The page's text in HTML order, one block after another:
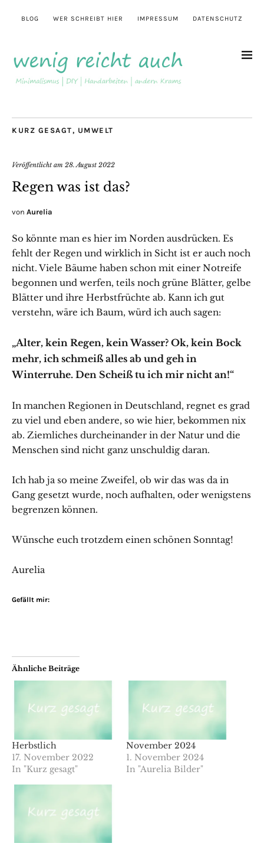
BLOG WER SCHREIBT HIER IMPRESSUM DATENSCHUTZ
KURZ GESAGT, UMWELT
Veröffentlicht am 28. August 2022
Regen was ist das?
von Aurelia
So könnte man es hier im Norden ausdrücken. Es
fehlt der Regen und wirklich in Sicht ist er auch noch
nicht. Viele Bäume haben schon mit einer Notreife
begonnen und werfen, teils noch grüne Blätter, gelbe
Blätter und ihre Herbstfrüchte ab. Kann ich gut
verstehn, wäre ich Baum, würd ich auch sagen:
„Alter, kein Regen, kein Wasser? Ok, kein Bock
mehr, ich schmeiß alles ab und geh in
Winterruhe. Den Scheiß tu ich mir nicht an!“
In manchen Regionen in Deutschland, regnet es grad
zu viel und eben andere, so wie hier, bekommen nix
ab. Ziemliches durcheinander in der Natur und die
Menschen sind nicht ganz unschuldig daran.
Ich hab ja so meine Zweifel, ob wir das was da in
Gang gesetzt wurde, noch aufhalten, oder wenigstens
begrenzen können.
Wünsche euch trotzdem einen schönen Sonntag!
Aurelia
Gefällt mir:
Ähnliche Beiträge
Herbstlich
17. November 2022
In "Kurz gesagt"
November 2024
1. November 2024
In "Aurelia Bilder"